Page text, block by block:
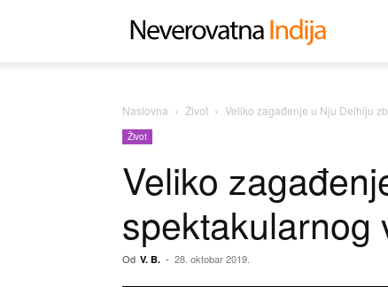
Naslovna Život Veliko zagađenje u Nju Delhiju
Život
Veliko
spektakularnog
Od V. B. - 28. oktobar 2019.